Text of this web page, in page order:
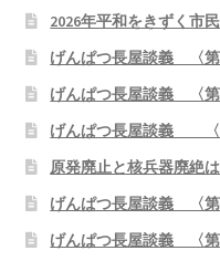
2026年平和をきずく市
げんぱつ長屋談義 〈第
げんぱつ長屋談義 〈第
げんぱつ長屋談義 〈
原発廃止と核兵器廃絶
げんぱつ長屋談義 〈第
げんぱつ長屋談義 〈第